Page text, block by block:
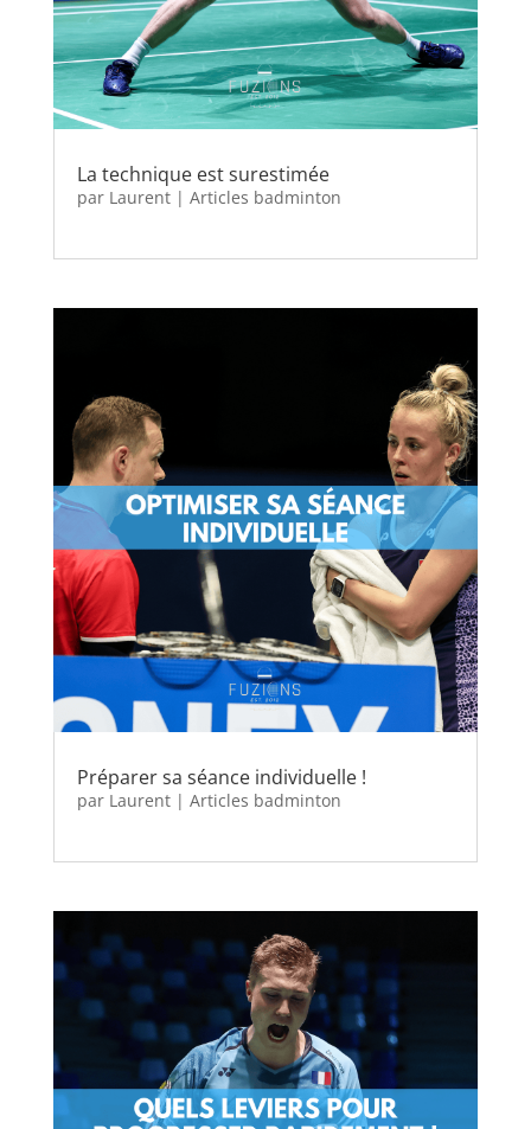
La technique est surestimée
par Laurent| Articles badminton
Préparer sa séance individuelle !
par Laurent| Articles badminton